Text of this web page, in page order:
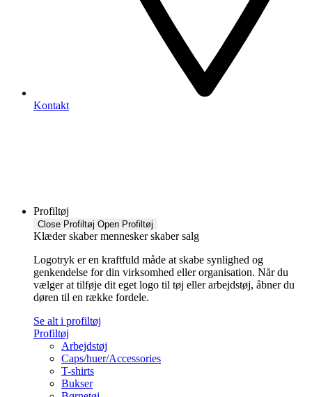
Kontakt
Profiltøj
Close Profiltøj Open Profiltøj
Klæder skaber mennesker skaber salg
Logotryk er en kraftfuld måde at skabe synlighed og
genkendelse for din virksomhed eller organisation. Når du
vælger at tilføje dit eget logo til tøj eller arbejdstøj, åbner du
døren til en række fordele.
Se alt i profiltøj
Profiltøj
Arbejdstøj
Caps/huer/Accessories
T-shirts
Bukser